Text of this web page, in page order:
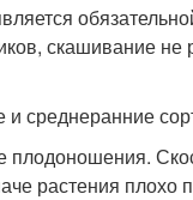
скашивание
среднеранние
растения плохо